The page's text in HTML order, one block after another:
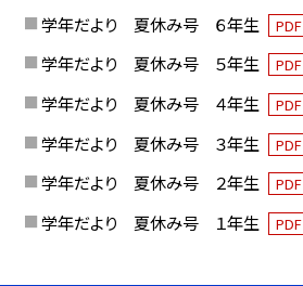
学年だより 夏休み号 ６年生 PDF
学年だより 夏休み号 ５年生
PDF
学年だより 夏休み号 ４年生
PDF
学年だより 夏休み号 ３年生
PDF
学年だより 夏休み号 ２年生
PDF
学年だより 夏休み号 １年生
PDF